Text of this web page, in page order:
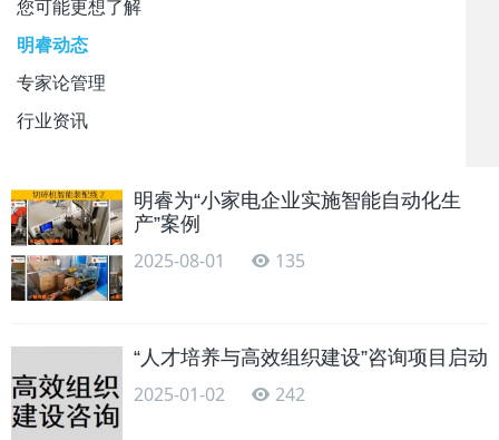
您可能更想了解
明睿动态
专家论管理
行业资讯
明睿为“小家电企业实施智能自动化生
产”案例
2025-08-01 135
“人才培养与高效组织建设”咨询项目启动
2025-01-02 242